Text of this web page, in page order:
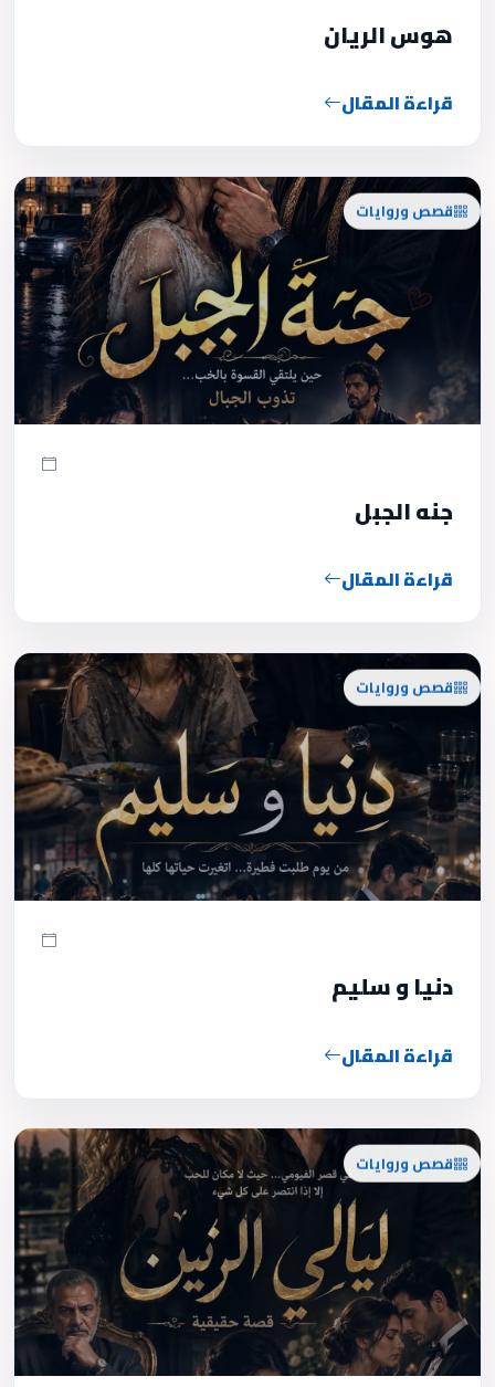
هوس الريان
قراءة المقال
قصص وروايات
جنه الجبل
قراءة المقال
قصص وروايات
دنيا و سليم
قراءة المقال
قصص وروايات